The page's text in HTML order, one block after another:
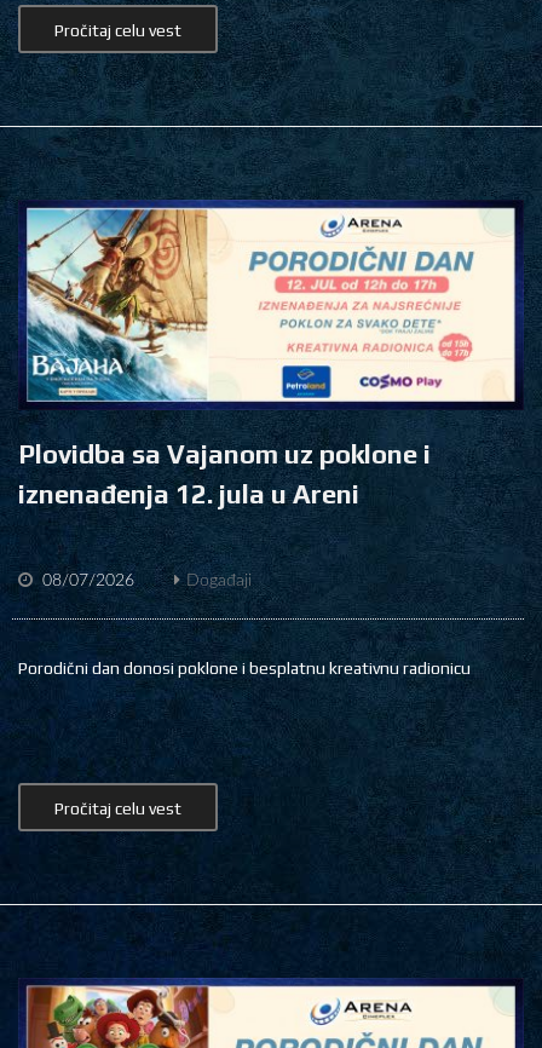
Pročitaj celu vest
Plovidba sa Vajanom uz poklone i
iznenađenja 12. jula u Areni
08/07/2026 Događaji
Porodični dan donosi poklone i besplatnu kreativnu radionicu
Pročitaj celu vest